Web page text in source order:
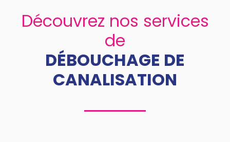
Découvrez nos services
de
DÉBOUCHAGE DE
CANALISATION